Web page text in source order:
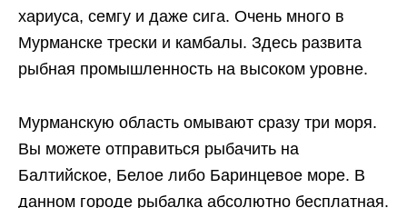
хариуса, семгу и даже сига. Очень много в
Мурманске трески и камбалы. Здесь развита
рыбная промышленность на высоком уровне.
Мурманскую область омывают сразу три моря.
Вы можете отправиться рыбачить на
Балтийское, Белое либо Баринцевое море. В
данном городе рыбалка абсолютно бесплатная.